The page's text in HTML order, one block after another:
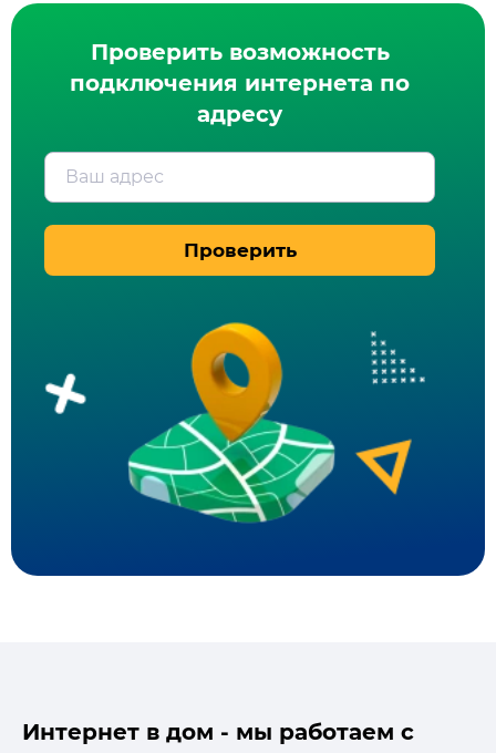
Проверить возможность
подключения интернета по
адресу
Ваш адрес
Проверить
Интернет в дом - мы работаем с